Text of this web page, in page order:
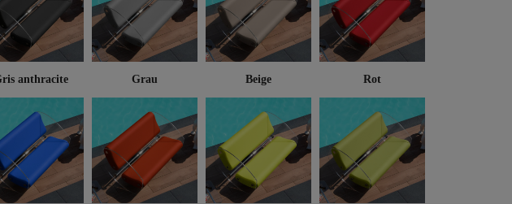
anthracite Grau Beige Rot